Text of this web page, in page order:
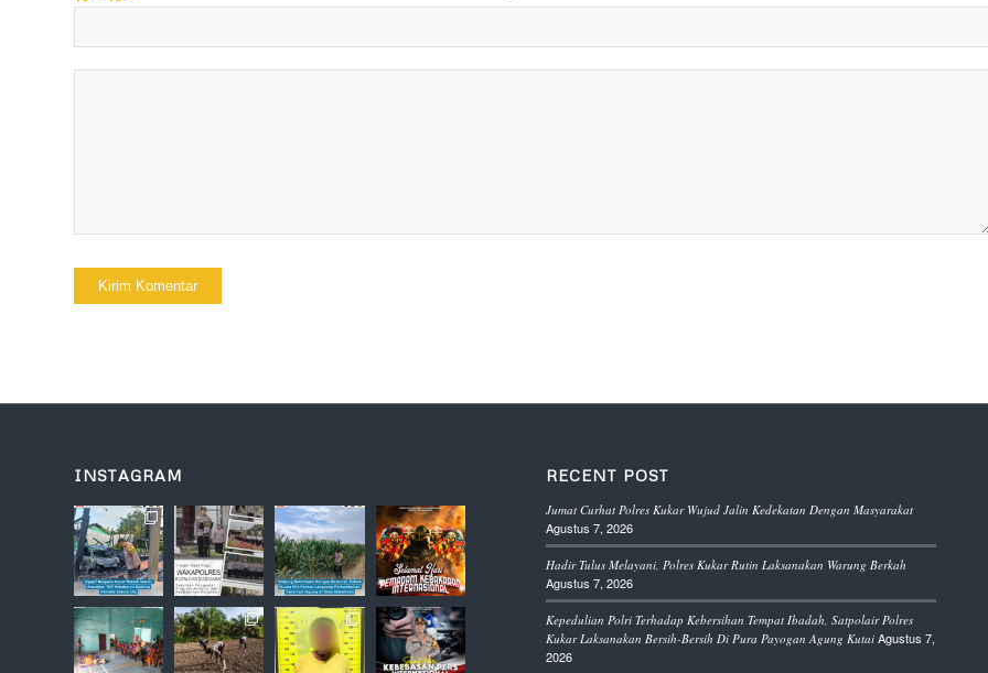
INSTAGRAM RECENT POST
Jumat Curhat Polres Kukar Wujud Jalin Kedekatan Dengan Masyarakat
Agustus 7, 2026
Hadir Tulus Melayani, Polres Kukar Rutin Laksanakan Warung Berkah
Agustus 7, 2026
Kepedulian Polri Terhadap Kebersihan Tempat Ibadah, Satpolair Polres
Kukar Laksanakan Bersih-Bersih Di Pura Payogan Agung Kutai Agustus 7,
2026